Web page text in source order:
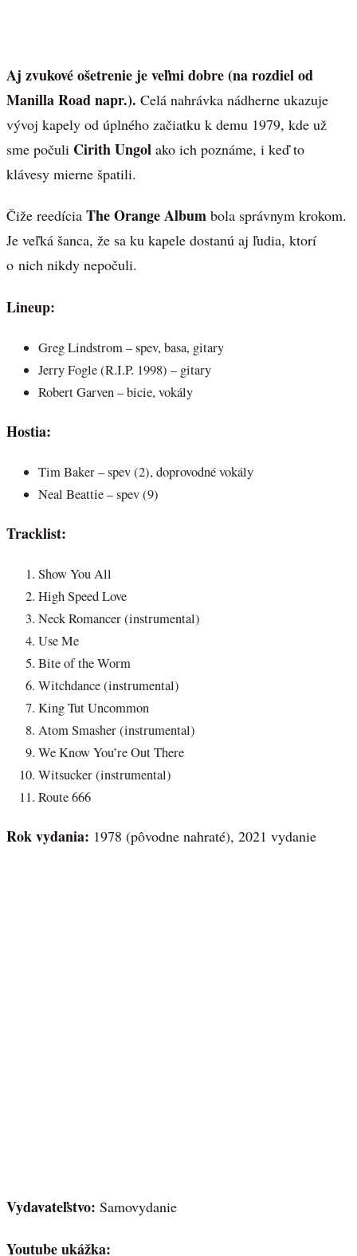
Aj zvukové ošetrenie je veľmi dobre (na rozdiel od
Manilla Road napr.). Celá nahrávka nádherne ukazuje
vývoj kapely od úplného začiatku k demu 1979, kde už
sme počuli Cirith Ungol ako ich poznáme, i keď to
klávesy mierne špatili.
Čiže reedícia The Orange Album bola správnym krokom.
Je veľká šanca, že sa ku kapele dostanú aj ľudia, ktorí
o nich nikdy nepočuli.
Lineup:
Greg Lindstrom – spev, basa, gitary
Jerry Fogle (R.I.P. 1998) – gitary
Robert Garven – bicie, vokály
Hostia:
Tim Baker – spev (2), doprovodné vokály
Neal Beattie – spev (9)
Tracklist:
Show You All
High Speed Love
Neck Romancer (instrumental)
Use Me
Bite of the Worm
Witchdance (instrumental)
King Tut Uncommon
Atom Smasher (instrumental)
We Know You’re Out There
Witsucker (instrumental)
Route 666
Rok vydania: 1978 (pôvodne nahraté), 2021 vydanie
Vydavateľstvo: Samovydanie
Youtube ukážka: